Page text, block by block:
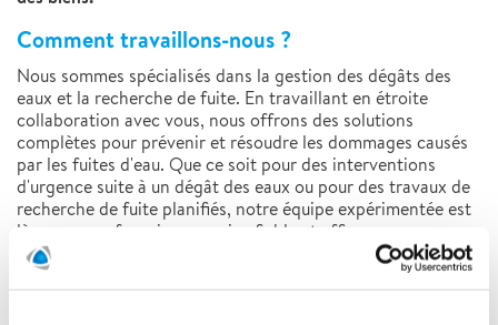
Comment travaillons-nous ?
Nous sommes spécialisés dans la gestion des dégâts des
eaux et la recherche de fuite. En travaillant en étroite
collaboration avec vous, nous offrons des solutions
complètes pour prévenir et résoudre les dommages causés
par les fuites d'eau. Que ce soit pour des interventions
d'urgence suite à un dégât des eaux ou pour des travaux de
recherche de fuite planifiés, notre équipe expérimentée est
là pour vous fournir un service fiable et efficace.